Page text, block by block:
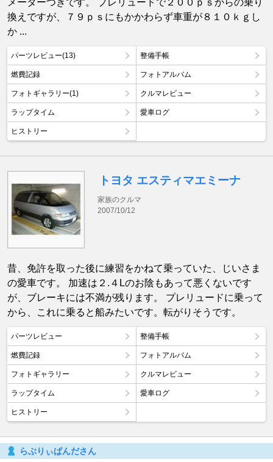
メーターつきです。 プレリュードで２００ｐｓからの乗り
換えですが、７９ｐｓにもかかわらず車重が８１０ｋｇし
か ...
パーツレビュー(13) 整備手帳
燃費記録 フォトアルバム
フォトギャラリー(1) クルマレビュー
ラップタイム 愛車ログ
ヒストリー
トヨタ エスティマエミーナ
家族のクルマ
2007/10/12
昔、免許を取った後に練習をかねて乗っていた、じいさま
の愛車です。 加速は２.４Lのお陰もあって悪くないです
が、ブレーキには不満が残ります。 プレリュードに乗って
から、これに乗ると船みたいです。転がりそうです。
パーツレビュー 整備手帳
燃費記録 フォトアルバム
フォトギャラリー クルマレビュー
ラップタイム 愛車ログ
ヒストリー
らぶりぃぱんださん